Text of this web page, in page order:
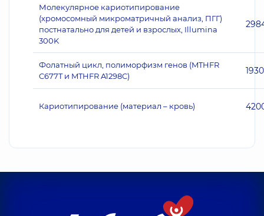
Молекулярное кариотипирование
(хромосомный микроматричный анализ, ПГГ)
постнатально для детей и взрослых, Illumina
300K
Фолатный цикл, полиморфизм генов (MTHFR
C677T и MTHFR A1298C)
1930
Кариотипирование (материал – кровь)